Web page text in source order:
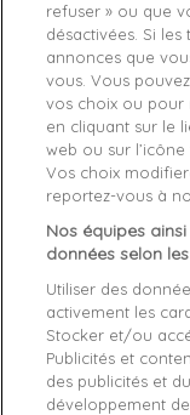
Fiche technique
Couleur
Matière
Genre
Démarque
Références
refuser » ou que
désactivées. Si les
annonces que
vous. Vous
vos choix ou
en cliquant sur le
web ou sur
Vos choix
reportez-vous à
Nos équipes
données selon
Utiliser des
activement les
Stocker et/ou
Publicités et
des publicités et
développement de